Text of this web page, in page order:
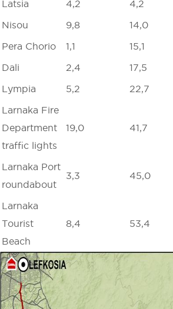
Latsia 4,2
4,2
Nisou
9,8
14,0
Pera Chorio
1,1
15,1
Dali
2,4
17,5
Lympia
5,2
22,7
Larnaka Fire
Department
traffic lights
19,0 41,7
Larnaka Port
roundabout
3,3 45,0
Larnaka
Tourist
Beach
8,4 53,4